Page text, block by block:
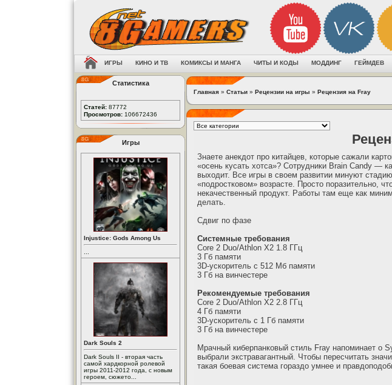
ИГРЫ КИНО И ТВ КОМИКСЫ И МАНГА ЧИТЫ И КОДЫ МОДДИНГ ГЕЙМДЕВ
Статистика
Статей: 87772
Просмотров: 106672436
Игры
Injustice: Gods Among Us
Dark Souls 2
Dark Souls II - вторая часть
самой хардкорной ролевой
игры 2011-2012 года, с новым
героем, сюжето...
Главная » Статьи » Рецензии на игры » Рецензия на Fray
Знаете анекдот про китайцев, которые сажали
«осень кусать хотса»? Сотрудники Brain Candy —
выходит. Все игры в своем развитии минуют
«подростковом» возрасте. Просто поразительно,
некачественный продукт. Работы там еще как
делать.
Сдвиг по фазе
Системные требования
Core 2 Duo/Athlon X2 1.8 ГГц
3 Гб памяти
3D-ускоритель с 512 Мб памяти
3 Гб на винчестере
Рекомендуемые требования
Core 2 Duo/Athlon X2 2.8 ГГц
4 Гб памяти
3D-ускоритель с 1 Гб памяти
3 Гб на винчестере
Мрачный киберпанковый стиль Fray напоминает
выбрали экстравагантный. Чтобы пересчитать
такая боевая система гораздо умнее и